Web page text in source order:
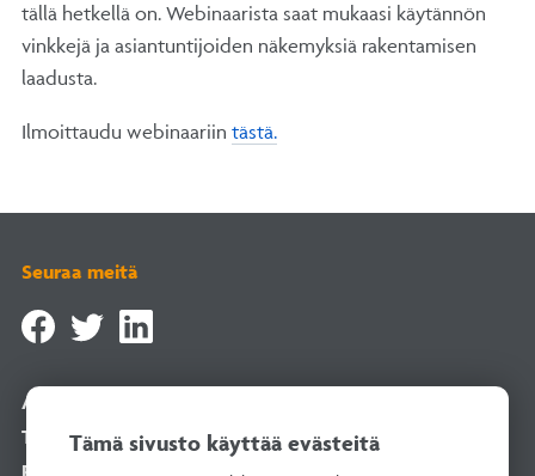
tällä hetkellä on. Webinaarista saat mukaasi käytännön
vinkkejä ja asiantuntijoiden näkemyksiä rakentamisen
laadusta.
Ilmoittaudu webinaariin tästä.
Seuraa meitä
Asiointipalvelu
Tilaa uutiskirje
Rekisteriselosteet
Tämä sivusto käyttää evästeitä